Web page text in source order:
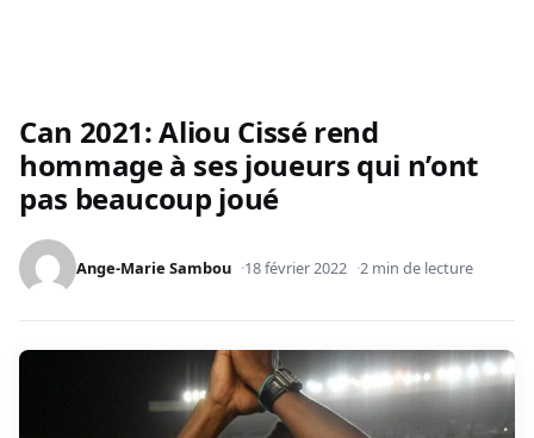
Can 2021: Aliou Cissé rend
hommage à ses joueurs qui n’ont
pas beaucoup joué
Ange-Marie Sambou 18 février 2022 2 min de lecture